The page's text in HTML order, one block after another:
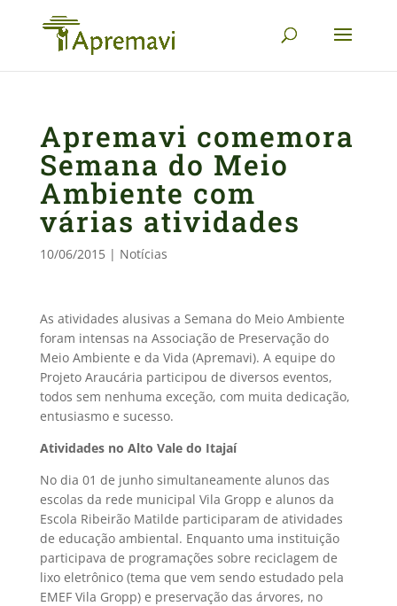
Apremavi comemora
Semana do Meio
Ambiente com
várias atividades
10/06/2015| Notícias
As atividades alusivas a Semana do Meio Ambiente
foram intensas na Associação de Preservação do
Meio Ambiente e da Vida (Apremavi). A equipe do
Projeto Araucária participou de diversos eventos,
todos sem nenhuma exceção, com muita dedicação,
entusiasmo e sucesso.
Atividades no Alto Vale do Itajaí
No dia 01 de junho simultaneamente alunos das
escolas da rede municipal Vila Gropp e alunos da
Escola Ribeirão Matilde participaram de atividades
de educação ambiental. Enquanto uma instituição
participava de programações sobre reciclagem de
lixo eletrônico (tema que vem sendo estudado pela
EMEF Vila Gropp) e preservação das árvores, no